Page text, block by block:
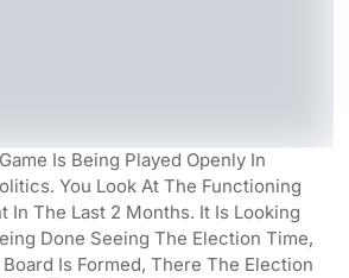
Is Being Played Openly In
You Look At The Functioning
In The Last 2 Months. It Is Looking
Done Seeing The Election Time,
Is Formed, There The Election